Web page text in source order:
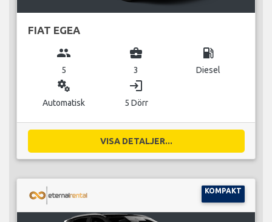
FIAT EGEA
group
5
business_center
3
local_gas_station
Diesel
miscellaneous_services
Automatisk
login
5 Dörr
VISA DETALJER...
KOMPAKT